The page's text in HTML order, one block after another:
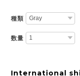
種類
数量
International